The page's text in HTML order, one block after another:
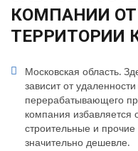
КОМПАНИИ
ТЕРРИТОРИИ
Московская область.
зависит от
перерабатывающего
компания
строительные и
значительно дешевле.